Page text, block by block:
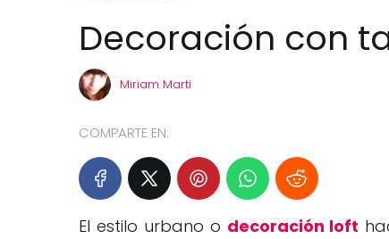
Decoración con
Miriam Marti
COMPARTE EN:
El estilo urbano o decoración loft